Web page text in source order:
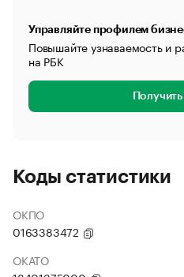
Управляйте профилем
Повышайте узнаваемость и
на РБК
Коды статистики
ОКПО
0163383472
ОКАТО